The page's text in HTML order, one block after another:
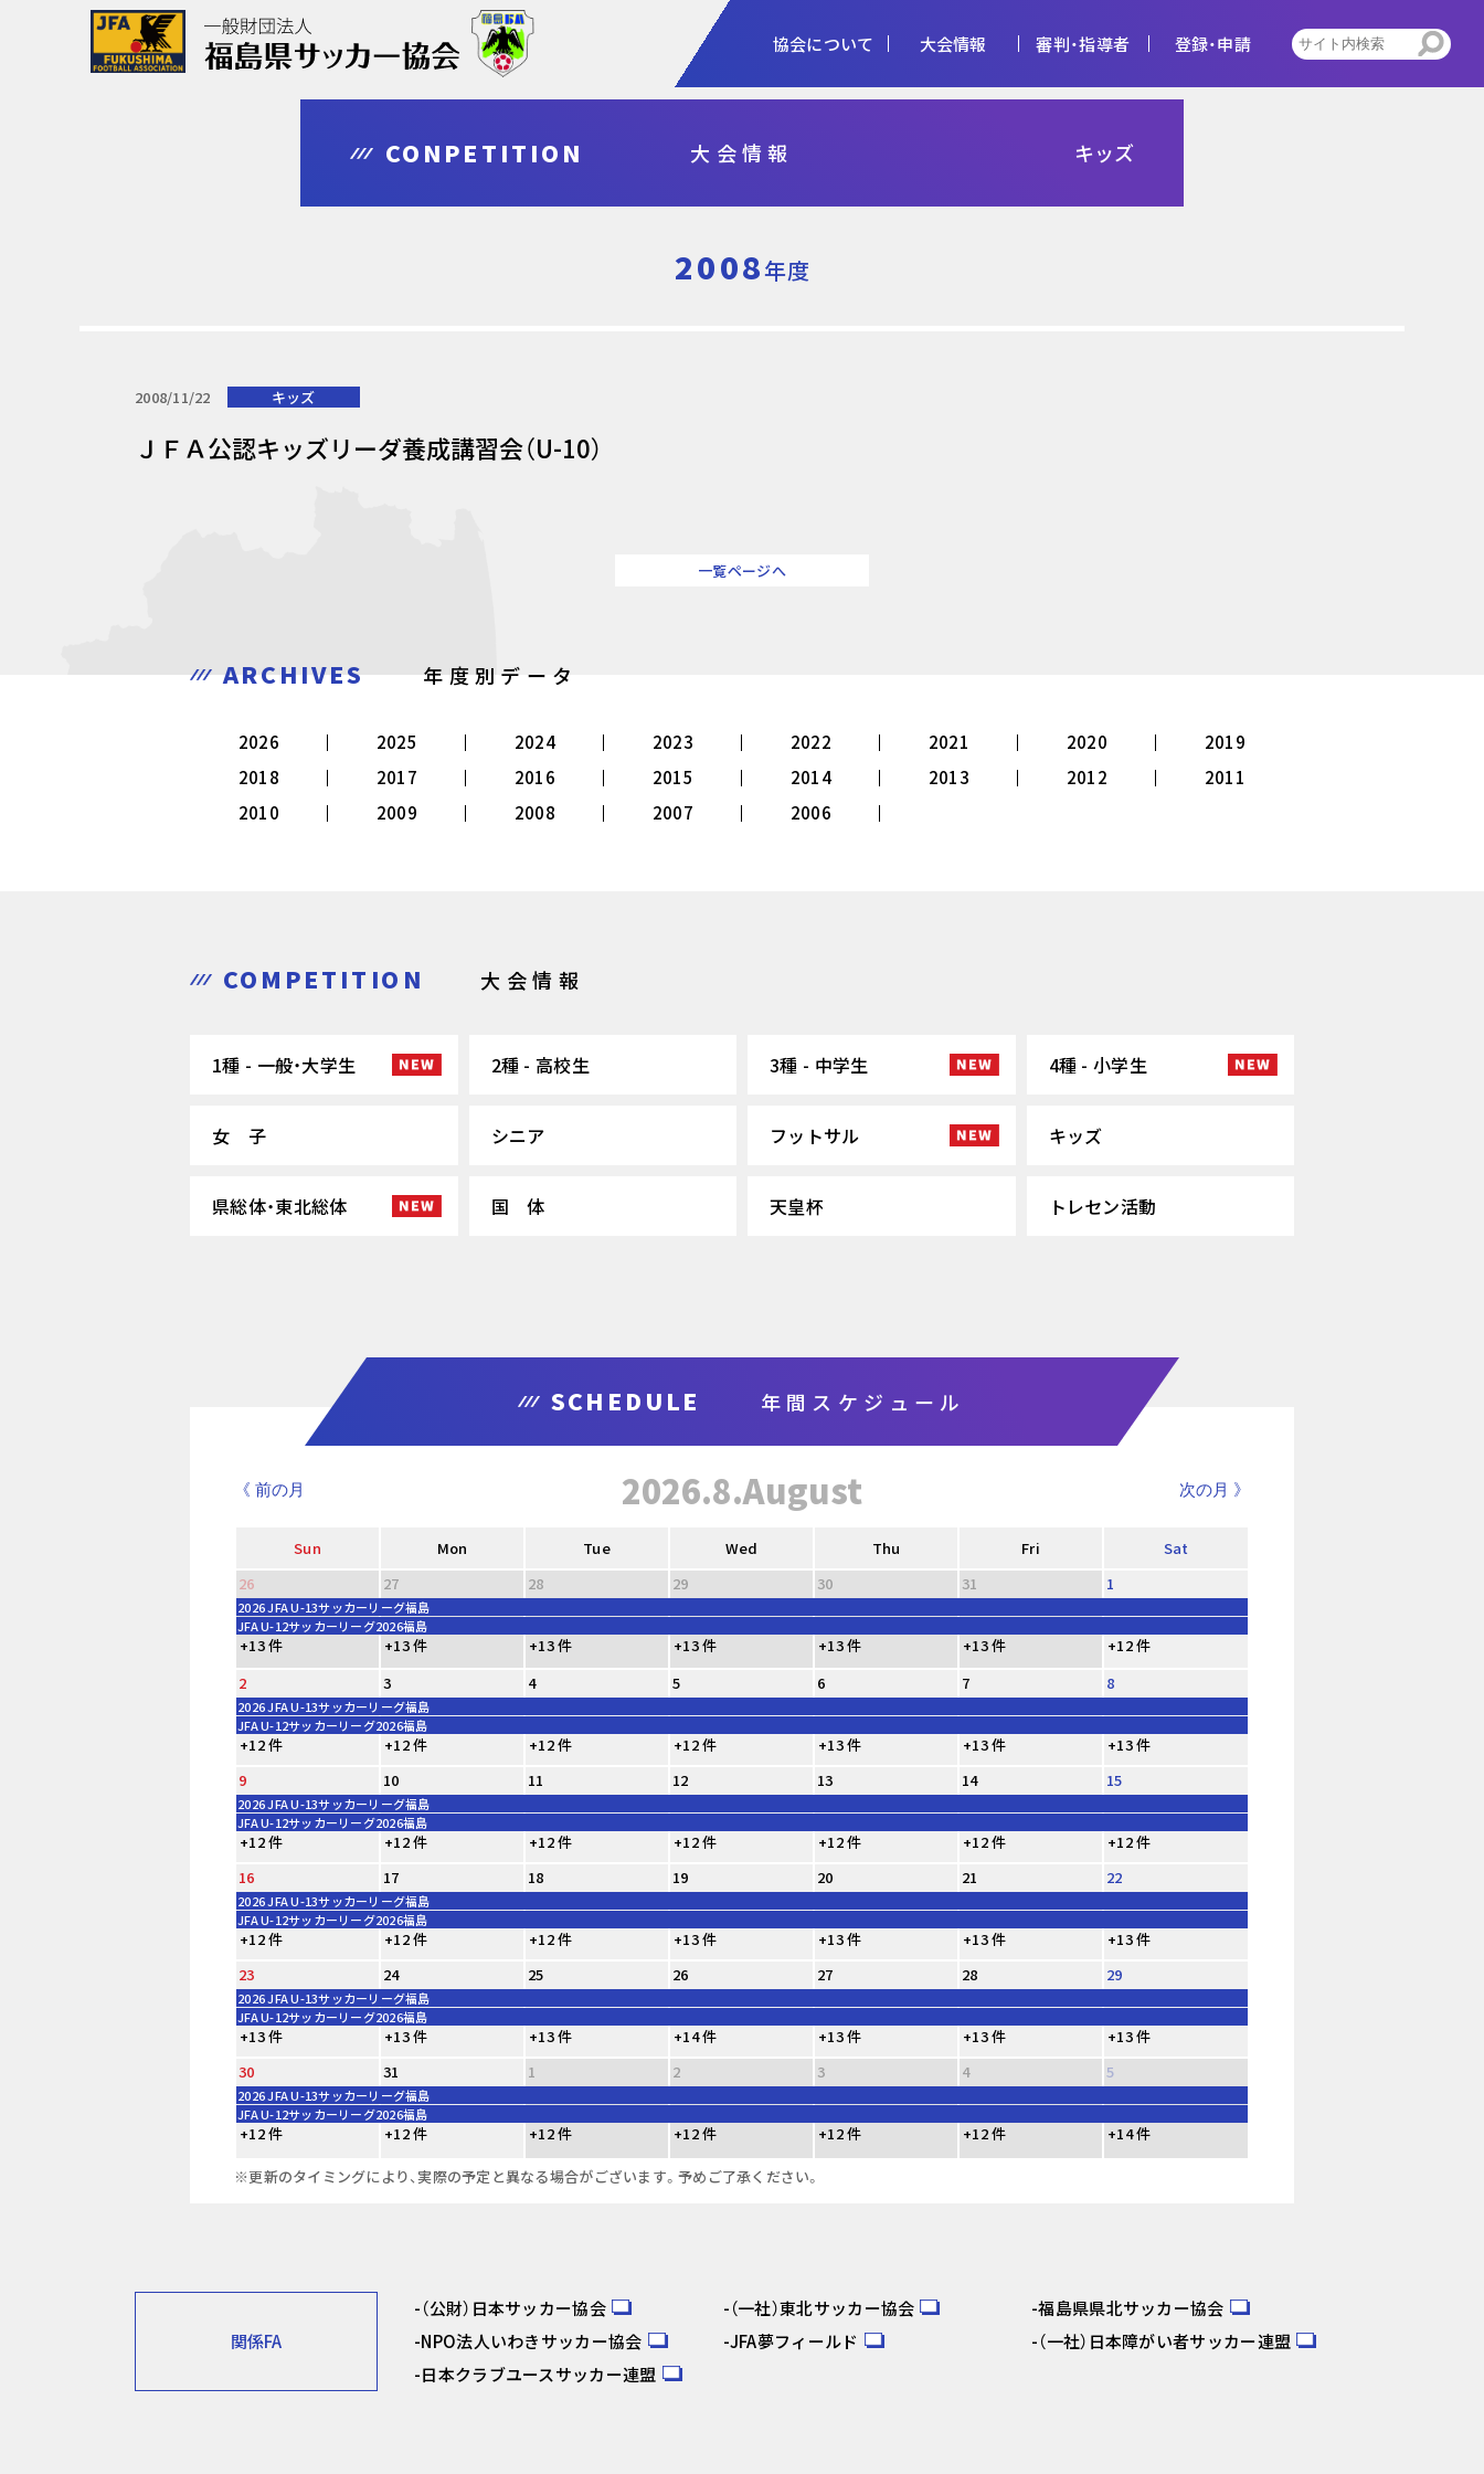
協会について
協会について 協会概要 予算・決算 ビジョン
大会情報
女子
シニア
キッズ
県総体・東北総体
国体 天皇杯 トレセン活動
審判・指導者
審判・指導者 審判 指導者
登録・申請
加盟登録 各種申請
CONPETITION 大会情報 キッズ
2008年度
2008/11/22 キッズ
ＪＦＡ公認キッズリーダ養成講習会（U-10）
一覧ページへ
ARCHIVES 年度別データ
2026 2025 2024 2023 2022 2021 2020
2019
2018
2017 2016 2015 2014 2013 2012
2011
2010
2009 2008 2007 2006
COMPETITION 大会情報
1種 - 一般・大学生 2種 - 高校生 3種 - 中学生 4種 - 小学生
女 子 シニア フットサル キッズ
県総体・東北総体 国 体 天皇杯 トレセン活動
SCHEDULE 年間スケジュール
《 前の月 次の月 》
2026.8.August
Sun Mon Tue Wed Thu Fri
Sat
26
27 28 29 30 31 1
2026 JFA U-13サッカーリーグ福島
JFA U-12サッカーリーグ2026福島
+13 件 +13 件 +13 件 +13 件 +13 件 +13 件
+12 件
2
3 4 5 6 7 8
2026 JFA U-13サッカーリーグ福島
JFA U-12サッカーリーグ2026福島
+12 件 +12 件 +12 件 +12 件 +13 件 +13 件
+13 件
9
10 11 12 13 14 15
2026 JFA U-13サッカーリーグ福島
JFA U-12サッカーリーグ2026福島
+12 件 +12 件 +12 件 +12 件 +12 件 +12 件
+12 件
16
17 18 19 20 21 22
2026 JFA U-13サッカーリーグ福島
JFA U-12サッカーリーグ2026福島
+12 件 +12 件 +12 件 +13 件 +13 件 +13 件
+13 件
23
24 25 26 27 28 29
2026 JFA U-13サッカーリーグ福島
JFA U-12サッカーリーグ2026福島
+13 件 +13 件 +13 件 +14 件 +13 件 +13 件
+13 件
30
31 1 2 3 4 5
2026 JFA U-13サッカーリーグ福島
JFA U-12サッカーリーグ2026福島
+12 件 +12 件 +12 件 +12 件 +12 件 +12 件 +14 件
※更新のタイミングにより、実際の予定と異なる場合がございます。予めご了承ください。
関係FA
（公財）日本サッカー協会 （一社）東北サッカー協会
福島県県北サッカー協会
NPO法人いわきサッカー協会
JFA夢フィールド
（一社）日本障がい者サッカー連盟
日本クラブユースサッカー連盟